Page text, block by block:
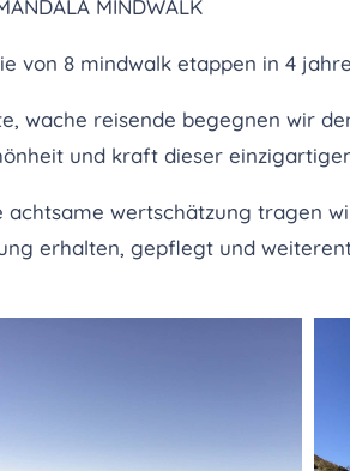
MINDWALK
von 8 mindwalk etappen in 4
wache reisende begegnen wir
und kraft dieser
achtsame wertschätzung tragen
erhalten, gepflegt und